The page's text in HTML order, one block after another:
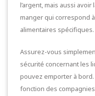
l’argent, mais aussi
manger qui correspond
alimentaires spécifiques.
Assurez-vous
sécurité concernant les
pouvez emporter à
fonction des